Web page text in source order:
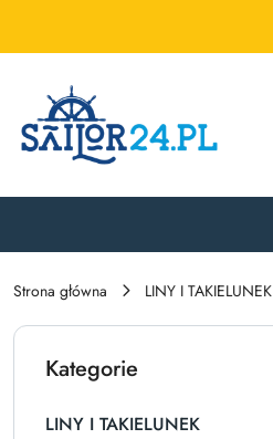
Strona główna LINY I TAKIELUNEK
Kategorie
LINY I TAKIELUNEK